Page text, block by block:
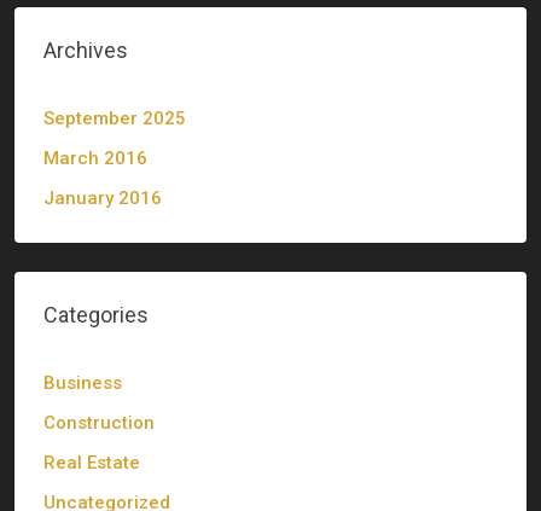
Archives
September 2025
March 2016
January 2016
Categories
Business
Construction
Real Estate
Uncategorized